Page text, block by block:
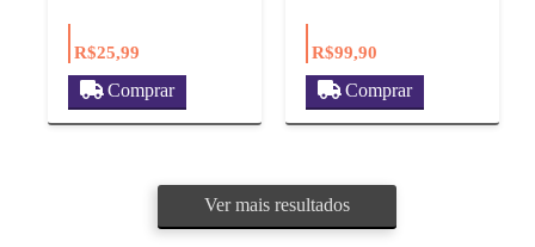
R$25,99
Comprar
R$99,90
Comprar
Ver mais resultados